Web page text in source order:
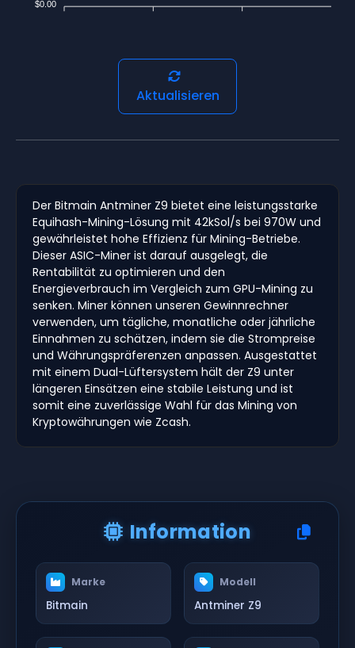
$0.00
Aktualisieren
Der Bitmain Antminer Z9 bietet eine leistungsstarke
Equihash-Mining-Lösung mit 42kSol/s bei 970W und
gewährleistet hohe Effizienz für Mining-Betriebe.
Dieser ASIC-Miner ist darauf ausgelegt, die
Rentabilität zu optimieren und den
Energieverbrauch im Vergleich zum GPU-Mining zu
senken. Miner können unseren Gewinnrechner
verwenden, um tägliche, monatliche oder jährliche
Einnahmen zu schätzen, indem sie die Strompreise
und Währungspräferenzen anpassen. Ausgestattet
mit einem Dual-Lüftersystem hält der Z9 unter
längeren Einsätzen eine stabile Leistung und ist
somit eine zuverlässige Wahl für das Mining von
Kryptowährungen wie Zcash.
Information
Marke
Bitmain
Modell
Antminer Z9